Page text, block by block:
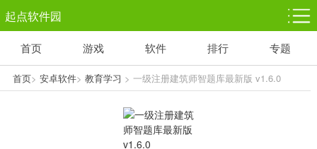
起点软件园
塔防游戏
1千+款游戏
休闲益智
1万+款游戏
体育竞技
5百+款游戏
赛车竞速
3百+款游戏
首页 游戏 软件 排行 专题
首页> 安卓软件> 教育学习 > 一级注册建筑师智题库最新版 v1.6.0